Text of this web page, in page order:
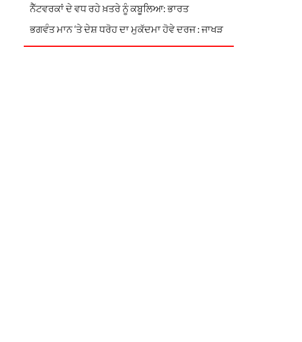
ਨੈੱਟਵਰਕਾਂ ਦੇ ਵਧ ਰਹੇ ਖ਼ਤਰੇ ਨੂੰ ਕਬੂਲਿਆ: ਭਾਰਤ
ਭਗਵੰਤ ਮਾਨ ‘ਤੇ ਦੇਸ਼ ਧਰੋਹ ਦਾ ਮੁਕੱਦਮਾ ਹੋਵੇ ਦਰਜ : ਜਾਖੜ